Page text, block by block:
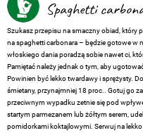
Spaghetti
Szukasz przepisu na smaczny obiad, który
na spaghetti carbonara – będzie gotowe w
włoskiego dania poradzą sobie nawet ci,
Pamiętać należy jednak o tym, aby
Powinien być lekko twardawy i sprężysty.
śmietany, przynajmniej 18 proc.. Gotuj go
przeciwnym wypadku zetnie się pod
startym parmezanem lub żółtym serem,
pomidorkami koktajlowymi. Serwuj na